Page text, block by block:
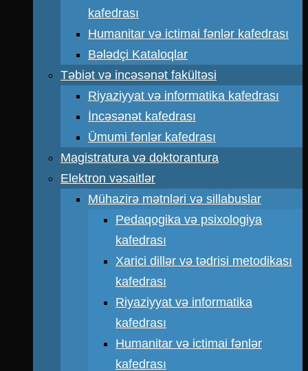
kafedrası
Humanitar və ictimai fənlər kafedrası
Bələdçi Kataloqlar
Təbiət və incəsənət fakültəsi
Riyaziyyat və informatika kafedrası
İncəsənət kafedrası
Ümumi fənlər kafedrası
Magistratura və doktorantura
Elektron vəsaitlər
Mühazirə mətnləri və sillabuslar
Pedaqogika və psixologiya
kafedrası
Xarici dillər və tədrisi metodikası
kafedrası
Riyaziyyat və informatika
kafedrası
Humanitar və ictimai fənlər
kafedrası